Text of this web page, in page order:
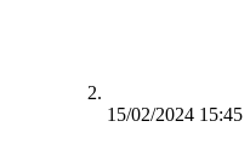
15/02/2024 15:45